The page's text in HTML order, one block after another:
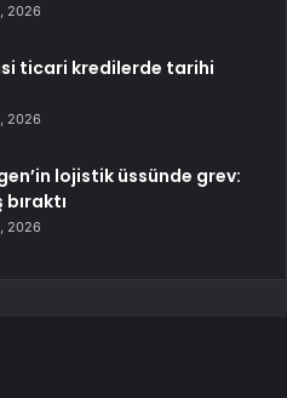
2026
ticari kredilerde tarihi
2026
lojistik üssünde grev:
bıraktı
2026